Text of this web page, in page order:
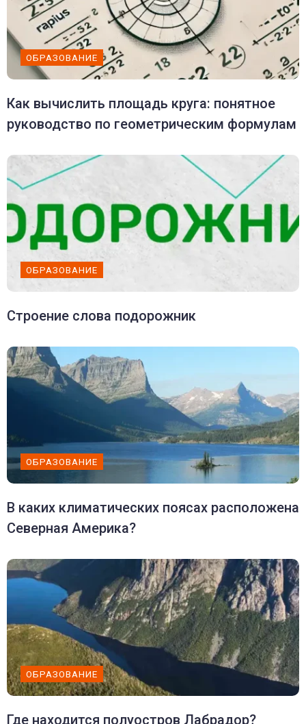
ОБРАЗОВАНИЕ
Как вычислить площадь круга: понятное
руководство по геометрическим формулам
ОБРАЗОВАНИЕ
Строение слова подорожник
ОБРАЗОВАНИЕ
В каких климатических поясах расположена
Северная Америка?
ОБРАЗОВАНИЕ
Где находится полуостров Лабрадор?